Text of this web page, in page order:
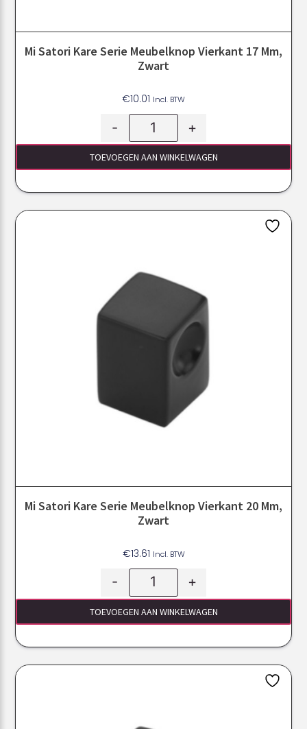
Mi Satori Kare Serie Meubelknop Vierkant 17 Mm,
Zwart
€10.01 Incl. BTW
- +
TOEVOEGEN AAN WINKELWAGEN
Mi Satori Kare Serie Meubelknop Vierkant 20 Mm,
Zwart
€13.61 Incl. BTW
- +
TOEVOEGEN AAN WINKELWAGEN